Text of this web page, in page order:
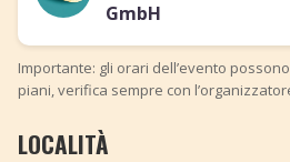
GmbH
Importante: gli orari dell’evento
piani, verifica sempre con
LOCALITÀ